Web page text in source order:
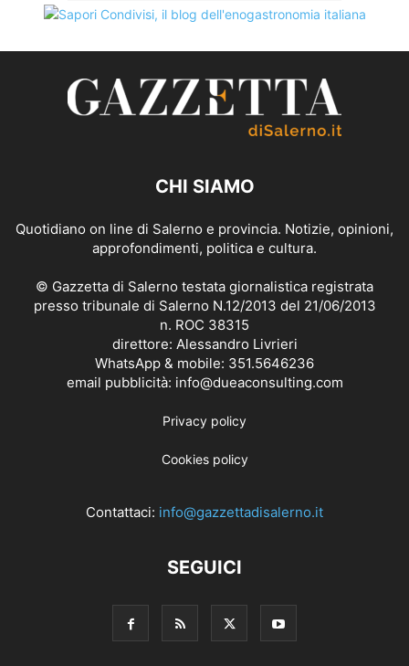
CHI SIAMO
Quotidiano on line di Salerno e provincia. Notizie, opinioni,
approfondimenti, politica e cultura.
© Gazzetta di Salerno testata giornalistica registrata
presso tribunale di Salerno N.12/2013 del 21/06/2013
n. ROC 38315
direttore: Alessandro Livrieri
WhatsApp & mobile: 351.5646236
email pubblicità: info@dueaconsulting.com
Privacy policy
Cookies policy
Contattaci: info@gazzettadisalerno.it
SEGUICI